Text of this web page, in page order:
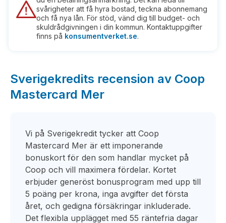
svårigheter att få hyra bostad, teckna abonnemang
och få nya lån. För stöd, vänd dig till budget- och
skuldrådgivningen i din kommun. Kontaktuppgifter
finns på konsumentverket.se.
Sverigekredits recension av Coop
Mastercard Mer
Vi på Sverigekredit tycker att Coop
Mastercard Mer är ett imponerande
bonuskort för den som handlar mycket på
Coop och vill maximera fördelar. Kortet
erbjuder generöst bonusprogram med upp till
5 poäng per krona, inga avgifter det första
året, och gedigna försäkringar inkluderade.
Det flexibla upplägget med 55 räntefria dagar